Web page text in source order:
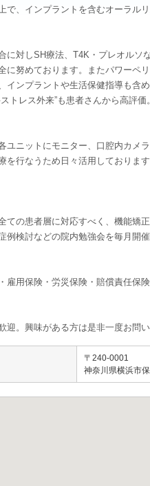
で、インプラントを含むオーラル
に対しSH療法、T4K・プレオルソ
に努めております。またパワーペ
インプラントや生活保健指導も含
トレス外来”も患者さんから高評価。
ユニットにモニター、口腔内カメ
を行なうため日々活用しておりま
ての患者層に対応すべく、機能矯
例検討などの院内勉強会を毎月開催
雇用保険・労災保険・賠償責任保
迎。興味がある方は是非一度お問い
〒240-0001
神奈川県横浜市